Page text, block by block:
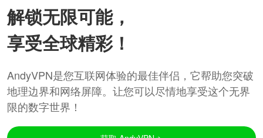
解锁无限可能，
享受全球精彩！
AndyVPN是您互联网体验的最佳伴侣，它帮助您突破
地理边界和网络屏障。让您可以尽情地享受这个无界
限的数字世界！